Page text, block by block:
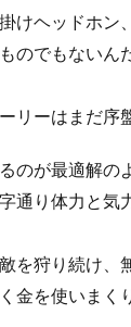
けヘッドホン
のでもない
リーはまだ序
のが最適解の
通り体力と
を狩り続け、
金を使いま